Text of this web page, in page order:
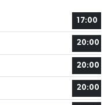
17:00
20:00
20:00
20:00